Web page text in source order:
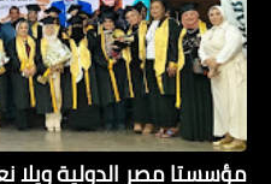
مؤسستا مصر الدولية ويلا